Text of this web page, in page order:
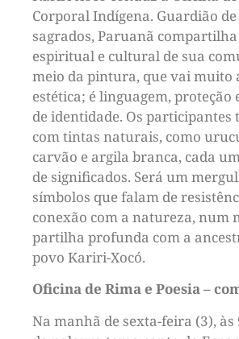
Corporal Indígena. Guardião de
sagrados, Paruanã
espiritual e cultural de sua
meio da pintura, que vai muito
estética; é linguagem, proteção
de identidade. Os participantes
com tintas naturais, como
carvão e argila branca, cada
de significados. Será um
símbolos que falam de
conexão com a natureza, num
partilha profunda com a
povo Kariri-Xocó.
Oficina de Rima e Poesia –
Na manhã de sexta-feira (3), às